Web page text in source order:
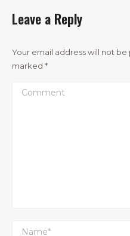
Leave a Reply
Your email address will not
marked *
Comment
Name *